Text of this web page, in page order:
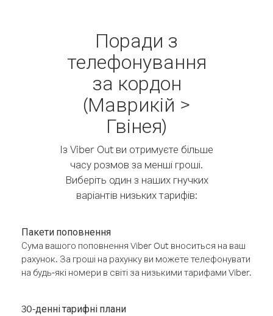
Поради з
телефонування
за кордон
(Маврикій >
Гвінея)
Із Viber Out ви отримуєте більше
часу розмов за менші гроші.
Виберіть один з наших гнучких
варіантів низьких тарифів:
Пакети поповнення
Сума вашого поповнення Viber Out вноситься на ваш
рахунок. За гроші на рахунку ви можете телефонувати
на будь-які номери в світі за низькими тарифами Viber.
30-денні тарифні плани